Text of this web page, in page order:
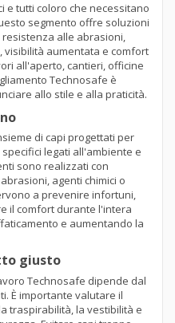
e tutti coloro che necessitano
segmento offre soluzioni
alle abrasioni,
aumentata e comfort
all'aperto, cantieri, officine
Technosafe è
allo stile e alla praticità.
di capi progettati per
legati all'ambiente e
sono realizzati con
agenti chimici o
a prevenire infortuni,
il comfort durante l'intera
e aumentando la
giusto
Technosafe dipende dal
È importante valutare il
traspirabilità, la vestibilità e